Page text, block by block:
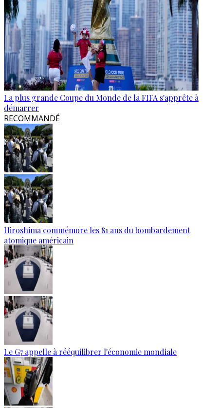
La plus grande Coupe du Monde de la FIFA s'apprête à
démarrer
RECOMMANDÉ
Hiroshima commémore les 81 ans du bombardement
atomique américain
Le G7 appelle à rééquilibrer l'économie mondiale